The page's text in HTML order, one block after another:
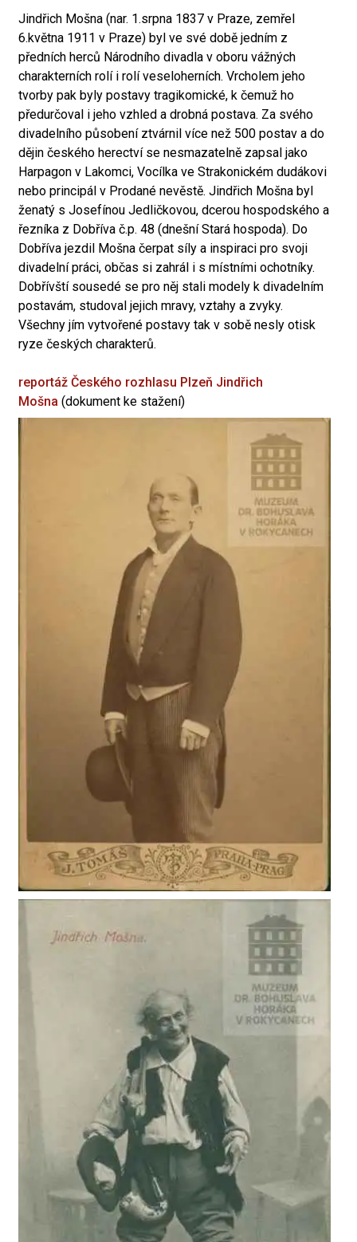
Jindřich Mošna (nar. 1.srpna 1837 v Praze, zemřel
6.května 1911 v Praze) byl ve své době jedním z
předních herců Národního divadla v oboru vážných
charakterních rolí i rolí veseloherních. Vrcholem jeho
tvorby pak byly postavy tragikomické, k čemuž ho
předurčoval i jeho vzhled a drobná postava. Za svého
divadelního působení ztvárnil více než 500 postav a do
dějin českého herectví se nesmazatelně zapsal jako
Harpagon v Lakomci, Vocílka ve Strakonickém dudákovi
nebo principál v Prodané nevěstě. Jindřich Mošna byl
ženatý s Josefínou Jedličkovou, dcerou hospodského a
řezníka z Dobříva č.p. 48 (dnešní Stará hospoda). Do
Dobříva jezdil Mošna čerpat síly a inspiraci pro svoji
divadelní práci, občas si zahrál i s místními ochotníky.
Dobřívští sousedé se pro něj stali modely k divadelním
postavám, studoval jejich mravy, vztahy a zvyky.
Všechny jím vytvořené postavy tak v sobě nesly otisk
ryze českých charakterů.
reportáž Českého rozhlasu Plzeň Jindřich
Mošna (dokument ke stažení)